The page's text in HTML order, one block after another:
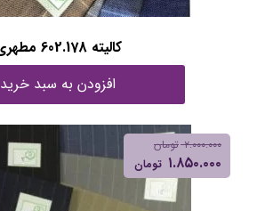
کالیته 602.178 مطهری
افزودن به سبد خرید
۲.۰۰۰.۰۰۰ تومان
۱.۸۵۰.۰۰۰ تومان